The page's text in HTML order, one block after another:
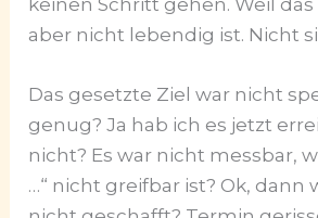
aber nicht lebendig ist. Nicht
Das gesetzte Ziel war nicht
genug? Ja hab ich es jetzt
nicht? Es war nicht messbar,
…“ nicht greifbar ist? Ok, dann